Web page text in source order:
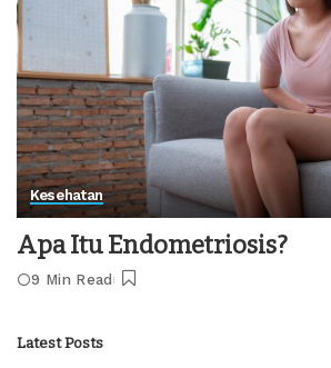
Kesehatan
Apa Itu Endometriosis?
9 Min Read
Latest Posts